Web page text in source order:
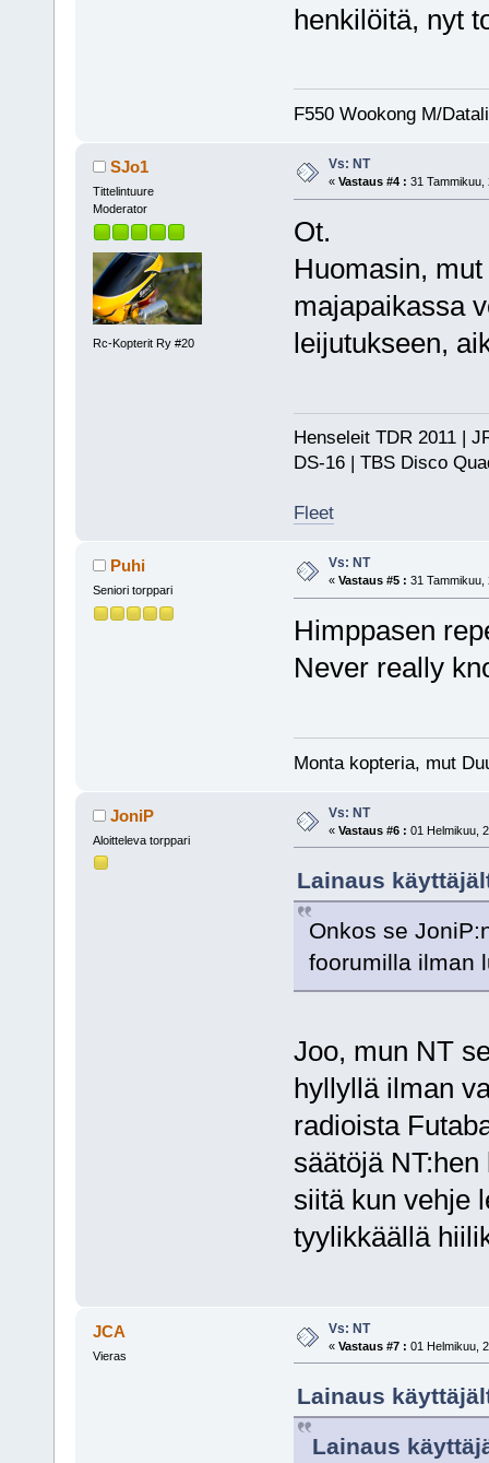
henkilöitä, nyt
F550 Wookong M/
SJo1
Tittelintuure
Moderator
Rc-Kopterit Ry #20
Vs: NT
« Vastaus #4 : 31 Tammikuu,
Ot.
Huomasin,
majapaikassa
leijutukseen,
Henseleit TDR 2011 |
DS-16 | TBS Disco
Fleet
Puhi
Seniori torppari
Vs: NT
« Vastaus #5 : 31 Tammikuu,
Himppasen
Never really
Monta kopteria, mut
JoniP
Aloitteleva torppari
Vs: NT
« Vastaus #6 : 01 Helmikuu,
Lainaus
Onkos se
foorumilla ilman
Joo, mun NT
hyllyllä ilman
radioista
säätöjä
siitä kun vehje
tyylikkäällä
JCA
Vieras
Vs: NT
« Vastaus #7 : 01 Helmikuu,
Lainaus
Lainaus